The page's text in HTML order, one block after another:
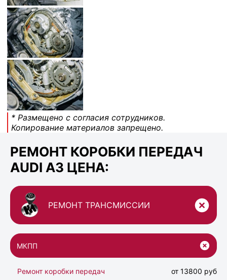
* Размещено с согласия сотрудников.
Копирование материалов запрещено.
РЕМОНТ КОРОБКИ ПЕРЕДАЧ
AUDI A3 ЦЕНА:
РЕМОНТ ТРАНСМИССИИ
МКПП
Ремонт коробки передач
от 13800 руб